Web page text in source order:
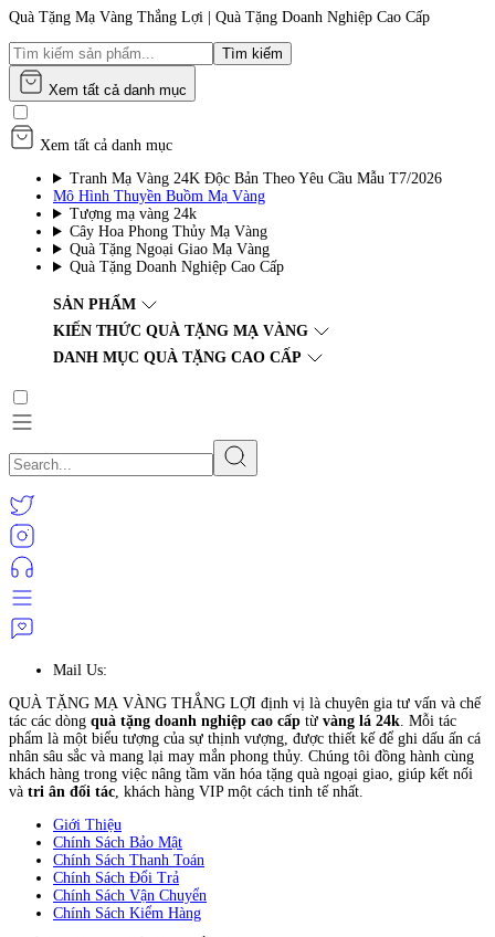
Quà Tặng Mạ Vàng Thắng Lợi | Quà Tặng Doanh Nghiệp Cao Cấp
Tìm kiếm
Xem tất cả danh mục
Xem tất cả danh mục
Tranh Mạ Vàng 24K Độc Bản Theo Yêu Cầu Mẫu T7/2026
Mô Hình Thuyền Buồm Mạ Vàng
Tượng mạ vàng 24k
Cây Hoa Phong Thủy Mạ Vàng
Quà Tặng Ngoại Giao Mạ Vàng
Quà Tặng Doanh Nghiệp Cao Cấp
SẢN PHẨM
KIẾN THỨC QUÀ TẶNG MẠ VÀNG
DANH MỤC QUÀ TẶNG CAO CẤP
Mail Us:
QUÀ TẶNG MẠ VÀNG THẮNG LỢI định vị là chuyên gia tư vấn và chế
tác các dòng quà tặng doanh nghiệp cao cấp từ vàng lá 24k. Mỗi tác
phẩm là một biểu tượng của sự thịnh vượng, được thiết kế để ghi dấu ấn cá
nhân sâu sắc và mang lại may mắn phong thủy. Chúng tôi đồng hành cùng
khách hàng trong việc nâng tầm văn hóa tặng quà ngoại giao, giúp kết nối
và tri ân đối tác, khách hàng VIP một cách tinh tế nhất.
Giới Thiệu
Chính Sách Bảo Mật
Chính Sách Thanh Toán
Chính Sách Đổi Trả
Chính Sách Vận Chuyển
Chính Sách Kiểm Hàng